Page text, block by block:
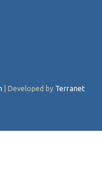
| Developed by Terranet